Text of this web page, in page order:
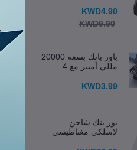
KWD4.90
KWD9.90
باور بانك بسعة 20000
مللي أمبير مع 4
عرض
KWD3.99
بور بنك شاحن
لاسلكي مغناطيسي